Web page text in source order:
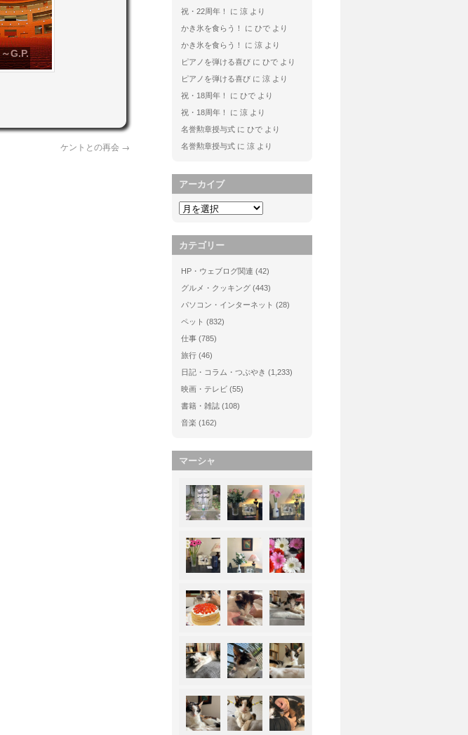
G.P.
ケントとの再会 →
祝・22周年！
に 涼 より
かき氷を食らう！
に ひで より
かき氷を食らう！
に 涼 より
ピアノを弾ける喜び に ひで より
ピアノを弾ける喜び に 涼 より
祝・18周年！
に ひで より
祝・18周年！
に 涼 より
名誉勲章授与式 に ひで より
名誉勲章授与式 に 涼 より
アーカイブ
カテゴリー
HP・ウェブログ関連 (42)
グルメ・クッキング (443)
パソコン・インターネット (28)
ペット (832)
仕事 (785)
旅行 (46)
日記・コラム・つぶやき (1,233)
映画・テレビ (55)
書籍・雑誌 (108)
音楽 (162)
マーシャ